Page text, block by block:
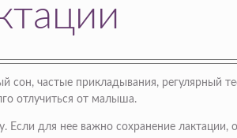
частые прикладывания, регулярный
отлучиться от малыша.
для нее важно сохранение